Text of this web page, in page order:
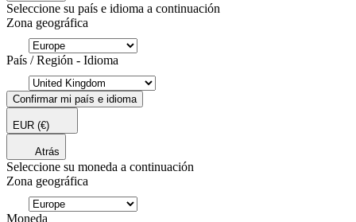
Seleccione su país e idioma a continuación
Zona geográfica
País / Región - Idioma
Confirmar mi país e idioma
EUR (€)
Atrás
Seleccione su moneda a continuación
Zona geográfica
Moneda